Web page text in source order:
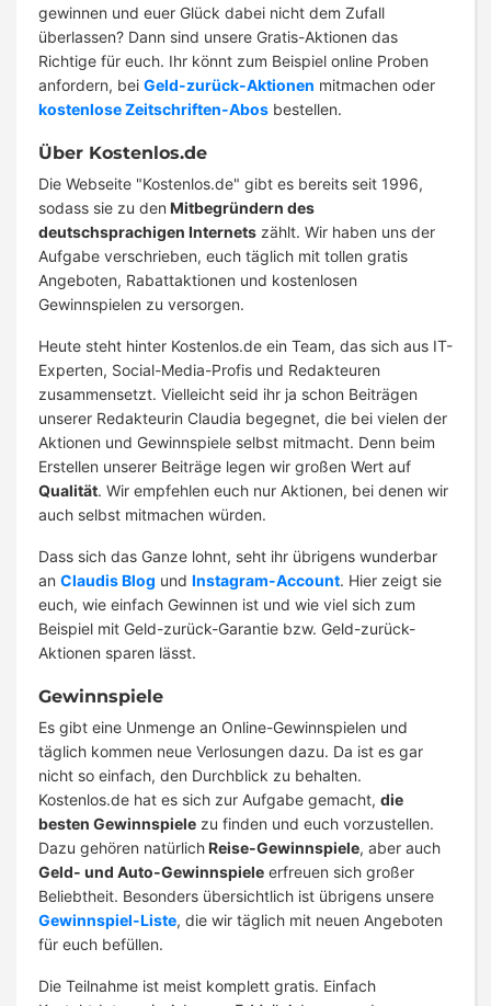
gewinnen und euer Glück dabei nicht dem Zufall
überlassen? Dann sind unsere Gratis-Aktionen das
Richtige für euch. Ihr könnt zum Beispiel online Proben
anfordern, bei Geld-zurück-Aktionen mitmachen oder
kostenlose Zeitschriften-Abos bestellen.
Über Kostenlos.de
Die Webseite "Kostenlos.de" gibt es bereits seit 1996,
sodass sie zu den Mitbegründern des
deutschsprachigen Internets zählt. Wir haben uns der
Aufgabe verschrieben, euch täglich mit tollen gratis
Angeboten, Rabattaktionen und kostenlosen
Gewinnspielen zu versorgen.
Heute steht hinter Kostenlos.de ein Team, das sich aus IT-
Experten, Social-Media-Profis und Redakteuren
zusammensetzt. Vielleicht seid ihr ja schon Beiträgen
unserer Redakteurin Claudia begegnet, die bei vielen der
Aktionen und Gewinnspiele selbst mitmacht. Denn beim
Erstellen unserer Beiträge legen wir großen Wert auf
Qualität. Wir empfehlen euch nur Aktionen, bei denen wir
auch selbst mitmachen würden.
Dass sich das Ganze lohnt, seht ihr übrigens wunderbar
an Claudis Blog und Instagram-Account. Hier zeigt sie
euch, wie einfach Gewinnen ist und wie viel sich zum
Beispiel mit Geld-zurück-Garantie bzw. Geld-zurück-
Aktionen sparen lässt.
Gewinnspiele
Es gibt eine Unmenge an Online-Gewinnspielen und
täglich kommen neue Verlosungen dazu. Da ist es gar
nicht so einfach, den Durchblick zu behalten.
Kostenlos.de hat es sich zur Aufgabe gemacht, die
besten Gewinnspiele zu finden und euch vorzustellen.
Dazu gehören natürlichReise-Gewinnspiele, aber auch
Geld- und Auto-Gewinnspiele erfreuen sich großer
Beliebtheit. Besonders übersichtlich ist übrigens unsere
Gewinnspiel-Liste, die wir täglich mit neuen Angeboten
für euch befüllen.
Die Teilnahme ist meist komplett gratis. Einfach